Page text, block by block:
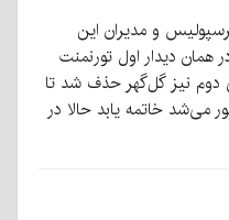
و مدیران این
دیدار اول تورنمنت
دوم نیز گل‌گهر حذف شد تا
می‌شد خاتمه یابد حالا در